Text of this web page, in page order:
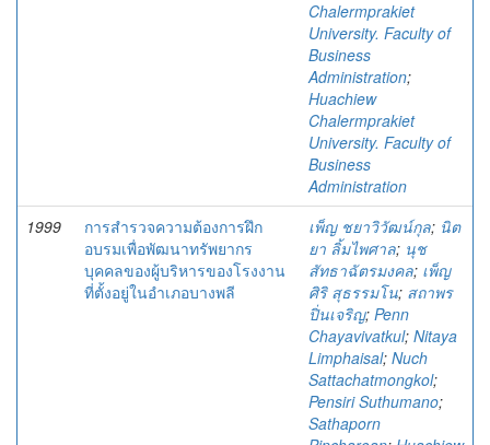
Chalermprakiet
University. Faculty of
Business
Administration;
Huachiew
Chalermprakiet
University. Faculty of
Business
Administration
1999
การสำรวจความต้องการฝึก
อบรมเพื่อพัฒนาทรัพยากร
บุคคลของผู้บริหารของโรงงาน
ที่ตั้งอยู่ในอำเภอบางพลี
เพ็ญ ชยาวิวัฒน์กุล; นิต
ยา ลิ้มไพศาล; นุช
สัทธาฉัตรมงคล; เพ็ญ
ศิริ สุธรรมโน; สถาพร
ปิ่นเจริญ; Penn
Chayavivatkul; Nitaya
Limphaisal; Nuch
Sattachatmongkol;
Pensiri Suthumano;
Sathaporn